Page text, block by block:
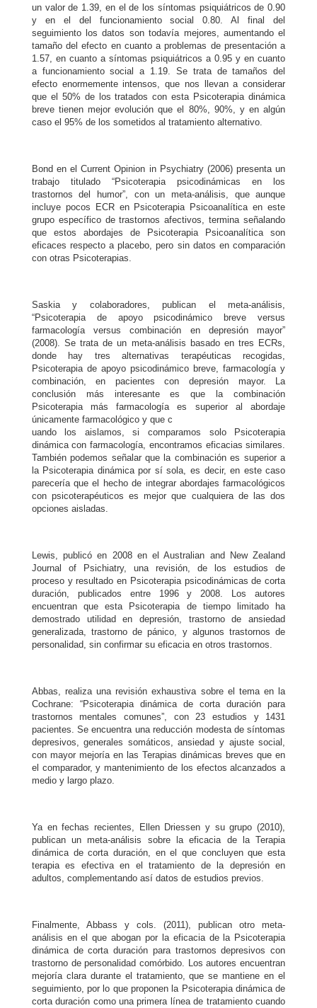
un valor de 1.39, en el de los síntomas psiquiátricos de 0.90
y en el del funcionamiento social 0.80. Al final del
seguimiento los datos son todavía mejores, aumentando el
tamaño del efecto en cuanto a problemas de presentación a
1.57, en cuanto a síntomas psiquiátricos a 0.95 y en cuanto
a funcionamiento social a 1.19. Se trata de tamaños del
efecto enormemente intensos, que nos llevan a considerar
que el 50% de los tratados con esta Psicoterapia dinámica
breve tienen mejor evolución que el 80%, 90%, y en algún
caso el 95% de los sometidos al tratamiento alternativo.
Bond en el Current Opinion in Psychiatry (2006) presenta un
trabajo titulado “Psicoterapia psicodinámicas en los
trastornos del humor”, con un meta-análisis, que aunque
incluye pocos ECR en Psicoterapia Psicoanalítica en este
grupo específico de trastornos afectivos, termina señalando
que estos abordajes de Psicoterapia Psicoanalítica son
eficaces respecto a placebo, pero sin datos en comparación
con otras Psicoterapias.
Saskia y colaboradores, publican el meta-análisis,
“Psicoterapia de apoyo psicodinámico breve versus
farmacología versus combinación en depresión mayor”
(2008). Se trata de un meta-análisis basado en tres ECRs,
donde hay tres alternativas terapéuticas recogidas,
Psicoterapia de apoyo psicodinámico breve, farmacología y
combinación, en pacientes con depresión mayor. La
conclusión más interesante es que la combinación
Psicoterapia más farmacología es superior al abordaje
únicamente farmacológico y que c
uando los aislamos, si comparamos solo Psicoterapia
dinámica con farmacología, encontramos eficacias similares.
También podemos señalar que la combinación es superior a
la Psicoterapia dinámica por sí sola, es decir, en este caso
parecería que el hecho de integrar abordajes farmacológicos
con psicoterapéuticos es mejor que cualquiera de las dos
opciones aisladas.
Lewis, publicó en 2008 en el Australian and New Zealand
Journal of Psichiatry, una revisión, de los estudios de
proceso y resultado en Psicoterapia psicodinámicas de corta
duración, publicados entre 1996 y 2008. Los autores
encuentran que esta Psicoterapia de tiempo limitado ha
demostrado utilidad en depresión, trastorno de ansiedad
generalizada, trastorno de pánico, y algunos trastornos de
personalidad, sin confirmar su eficacia en otros trastornos.
Abbas, realiza una revisión exhaustiva sobre el tema en la
Cochrane: “Psicoterapia dinámica de corta duración para
trastornos mentales comunes”, con 23 estudios y 1431
pacientes. Se encuentra una reducción modesta de síntomas
depresivos, generales somáticos, ansiedad y ajuste social,
con mayor mejoría en las Terapias dinámicas breves que en
el comparador, y mantenimiento de los efectos alcanzados a
medio y largo plazo.
Ya en fechas recientes, Ellen Driessen y su grupo (2010),
publican un meta-análisis sobre la eficacia de la Terapia
dinámica de corta duración, en el que concluyen que esta
terapia es efectiva en el tratamiento de la depresión en
adultos, complementando así datos de estudios previos.
Finalmente, Abbass y cols. (2011), publican otro meta-
análisis en el que abogan por la eficacia de la Psicoterapia
dinámica de corta duración para trastornos depresivos con
trastorno de personalidad comórbido. Los autores encuentran
mejoría clara durante el tratamiento, que se mantiene en el
seguimiento, por lo que proponen la Psicoterapia dinámica de
corta duración como una primera línea de tratamiento cuando